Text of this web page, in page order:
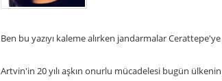
Ben bu yazıyı kaleme alırken jandarmalar
Artvin'in 20 yılı aşkın onurlu mücadelesi bugün